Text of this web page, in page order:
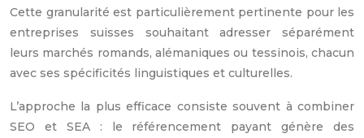
Cette granularité est particulièrement pertinente pour les
entreprises suisses souhaitant adresser séparément
leurs marchés romands, alémaniques ou tessinois, chacun
avec ses spécificités linguistiques et culturelles.
L’approche la plus efficace consiste souvent à combiner
SEO et SEA : le référencement payant génère des